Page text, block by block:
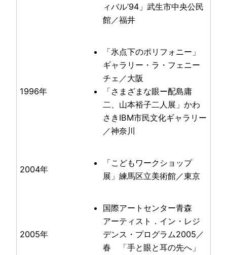
ィバル’94」武生市中央公民
館／福井
1996年
「氷点下のポリフォニー」
ギャラリー・ラ・フェニー
チェ／大阪
「さまざまな眼ー配島庸
二、山本裕子二人展」かわ
さきIBM市民文化ギャラリー
／神奈川
2004年
「こどもワークショップ
展」練馬区立美術館／東京
2005年
国際アートセンター青森
アーティスト．イン・レジ
デンス・プログラム2005／
春 「手と眼と耳の先へ」